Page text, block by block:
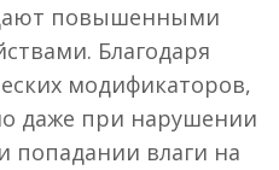
повышенными
Благодаря
модификаторов,
даже при нарушении
попадании влаги на